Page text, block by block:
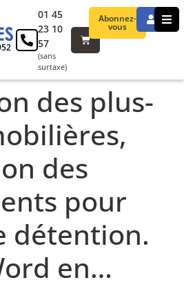
Abonnez-
vous
01 45
23 10
57
(sans
surtaxe)
des plus-
des
pour
détention.
en…